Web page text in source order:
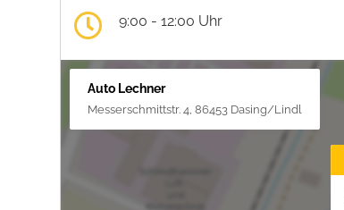
9:00 - 12:00 Uhr
Auto Lechner
Messerschmittstr. 4, 86453 Dasing/Lindl